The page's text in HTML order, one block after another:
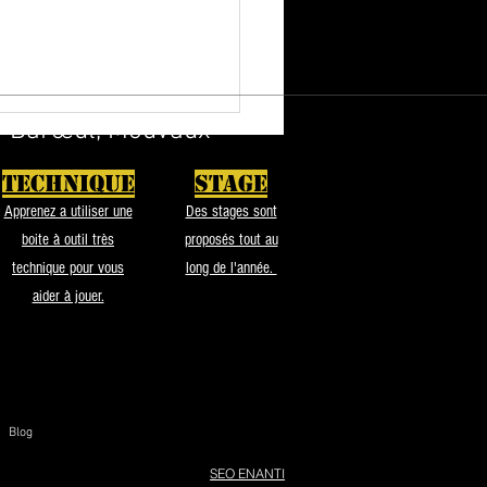
Barœul, Mouvaux
TECHNIQUE
Apprenez a utiliser une
boite à outil très
technique pour vous
aider à jouer.
STAGE
Des stages sont
proposés tout au
long de l'année.
Blog
SEO ENANTI